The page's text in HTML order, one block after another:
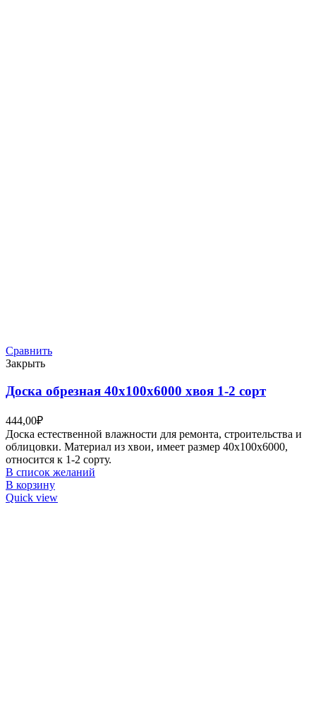
Сравнить
Закрыть
Доска обрезная 40х100х6000 хвоя 1-2 сорт
444,00₽
Доска естественной влажности для ремонта, строительства и
облицовки. Материал из хвои, имеет размер 40х100х6000,
относится к 1-2 сорту.
В список желаний
В корзину
Quick view